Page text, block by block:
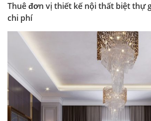
Thuê đơn vị thiết kế nội thất biệt thự
chi phí